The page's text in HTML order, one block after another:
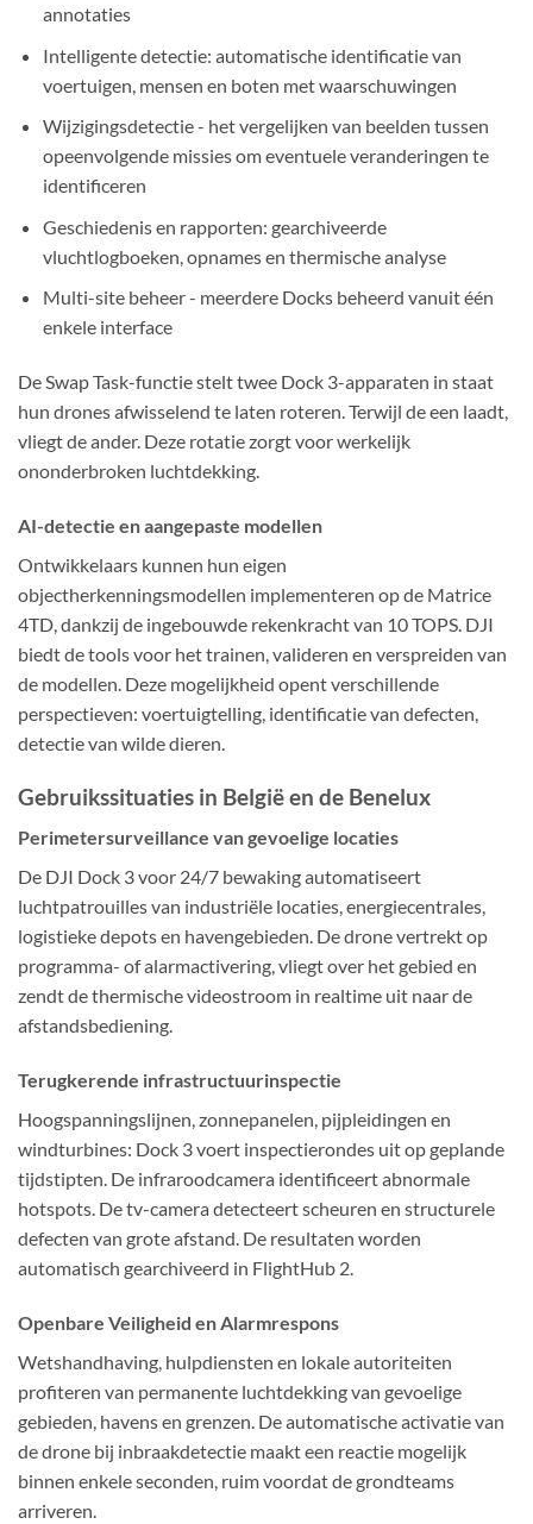
annotaties
Intelligente detectie: automatische identificatie van
voertuigen, mensen en boten met waarschuwingen
Wijzigingsdetectie - het vergelijken van beelden tussen
opeenvolgende missies om eventuele veranderingen te
identificeren
Geschiedenis en rapporten: gearchiveerde
vluchtlogboeken, opnames en thermische analyse
Multi-site beheer - meerdere Docks beheerd vanuit één
enkele interface
De Swap Task-functie stelt twee Dock 3-apparaten in staat
hun drones afwisselend te laten roteren. Terwijl de een laadt,
vliegt de ander. Deze rotatie zorgt voor werkelijk
ononderbroken luchtdekking.
AI-detectie en aangepaste modellen
Ontwikkelaars kunnen hun eigen
objectherkenningsmodellen implementeren op de Matrice
4TD, dankzij de ingebouwde rekenkracht van 10 TOPS. DJI
biedt de tools voor het trainen, valideren en verspreiden van
de modellen. Deze mogelijkheid opent verschillende
perspectieven: voertuigtelling, identificatie van defecten,
detectie van wilde dieren.
Gebruikssituaties in België en de Benelux
Perimetersurveillance van gevoelige locaties
De DJI Dock 3 voor 24/7 bewaking automatiseert
luchtpatrouilles van industriële locaties, energiecentrales,
logistieke depots en havengebieden. De drone vertrekt op
programma- of alarmactivering, vliegt over het gebied en
zendt de thermische videostroom in realtime uit naar de
afstandsbediening.
Terugkerende infrastructuurinspectie
Hoogspanningslijnen, zonnepanelen, pijpleidingen en
windturbines: Dock 3 voert inspectierondes uit op geplande
tijdstipten. De infraroodcamera identificeert abnormale
hotspots. De tv-camera detecteert scheuren en structurele
defecten van grote afstand. De resultaten worden
automatisch gearchiveerd in FlightHub 2.
Openbare Veiligheid en Alarmrespons
Wetshandhaving, hulpdiensten en lokale autoriteiten
profiteren van permanente luchtdekking van gevoelige
gebieden, havens en grenzen. De automatische activatie van
de drone bij inbraakdetectie maakt een reactie mogelijk
binnen enkele seconden, ruim voordat de grondteams
arriveren.